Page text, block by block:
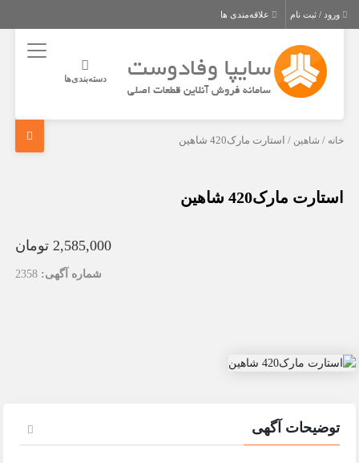
ورود / ثبت نام علاقه‌مندی ها
دسته‌بندی‌ها
خانه / شاهین / استارت مارک420 شاهین
استارت مارک420 شاهین
2,585,000 تومان
شماره آگهی: 2358
توضیحات آگهی